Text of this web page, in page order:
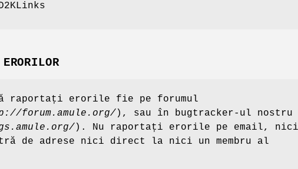
raportați erorile fie pe forumul
forum.amule.org/), sau în bugtracker-ul nostru
). Nu raportați erorile pe email,
de adrese nici direct la nici un membru al